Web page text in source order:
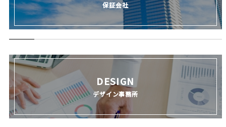
保証会社
DESIGN
デザイン事務所